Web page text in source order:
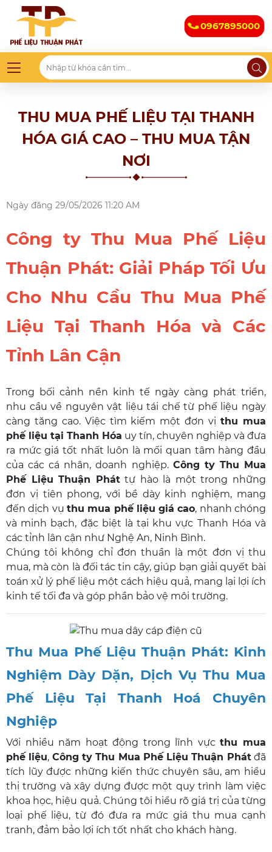
0967895000
THU MUA PHẾ LIỆU TẠI THANH
HÓA GIÁ CAO – THU MUA TẬN
NƠI
Ngày đăng 29/05/2026 11:20 AM
Công ty Thu Mua Phế Liệu
Thuận Phát: Giải Pháp Tối Ưu
Cho Nhu Cầu Thu Mua Phế
Liệu Tại Thanh Hóa và Các
Tỉnh Lân Cận
Trong bối cảnh nền kinh tế ngày càng phát triển,
nhu cầu về nguyên vật liệu tái chế từ phế liệu ngày
càng tăng cao. Việc tìm kiếm một đơn vịthu mua
phế liệu tại Thanh Hóa uy tín, chuyên nghiệp và đưa
ra mức giá tốt nhất luôn là mối quan tâm hàng đầu
của các cá nhân, doanh nghiệp. Công ty Thu Mua
Phế Liệu Thuận Pháttự hào là một trong những
đơn vị tiên phong, với bề dày kinh nghiệm, mang
đến dịch vụ thu mua phế liệu giá cao, nhanh chóng
và minh bạch, đặc biệt là tại khu vực Thanh Hóa và
các tỉnh lân cận như Nghệ An, Ninh Bình.
Chúng tôi không chỉ đơn thuần là một đơn vị thu
mua, mà còn là đối tác tin cậy, giúp bạn giải quyết bài
toán xử lý phế liệu một cách hiệu quả, mang lại lợi ích
kinh tế tối đa và góp phần bảo vệ môi trường.
Thu Mua Phế Liệu Thuận Phát: Kinh
Nghiệm Dày Dặn, Dịch Vụ Thu Mua
Phế Liệu Tại Thanh Hoá Chuyên
Nghiệp
Với nhiều năm hoạt động trong lĩnh vựcthu mua
phế liệu, Công ty Thu Mua Phế Liệu Thuận Phátđã
tích lũy được những kiến thức chuyên sâu, am hiểu
thị trường và xây dựng được một quy trình làm việc
khoa học, hiệu quả. Chúng tôi hiểu rõ giá trị của từng
loại phế liệu, từ đó đưa ra mức giá thu mua cạnh
tranh, đảm bảo lợi ích tốt nhất cho khách hàng.